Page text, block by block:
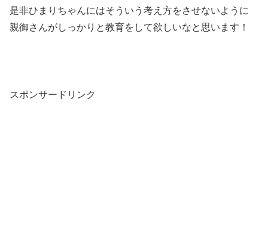
是非ひまりちゃんにはそういう考え方をさせないように
親御さんがしっかりと教育をして欲しいなと思います！
スポンサードリンク